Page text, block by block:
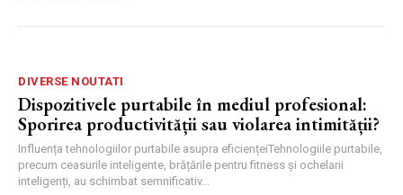
DIVERSE NOUTATI
Dispozitivele purtabile în mediul profesional:
Sporirea productivității sau violarea intimității?
Influența tehnologiilor purtabile asupra eficiențeiTehnologiile purtabile,
precum ceasurile inteligente, brățările pentru fitness și ochelarii
inteligenți, au schimbat semnificativ...